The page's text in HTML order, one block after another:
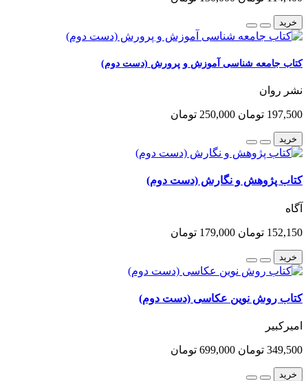
خرید
کتاب جامعه شناسی آموزش و پرورش (دست دوم)
نشر روان
197,500 تومان 250,000 تومان
خرید
کتاب پژوهش و نگارش (دست دوم)
آگاه
152,150 تومان 179,000 تومان
خرید
کتاب روش نوین عکاسی (دست دوم)
امیرکبیر
349,500 تومان 699,000 تومان
خرید